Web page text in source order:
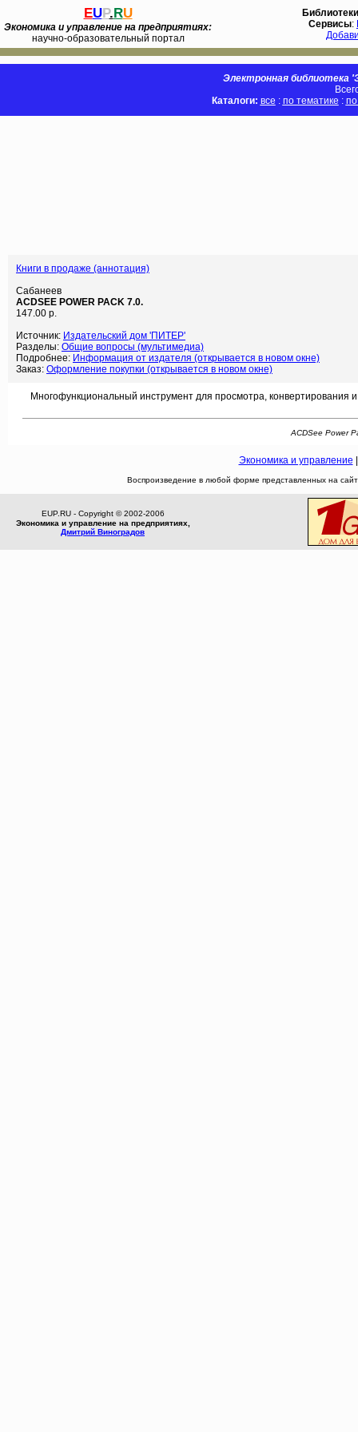
EUP.RU
Экономика и управление на предприятиях:
научно-образовательный портал
Библиотеки
Сервисы:
Электронная библиотека
Каталоги: все : по тематике :
Книги в продаже (аннотация)
Сабанеев
ACDSEE POWER PACK 7.0.
147.00 р.
Источник: Издательский дом 'ПИТЕР'
Разделы: Общие вопросы (мультимедиа)
Подробнее: Информация от издателя (открывается в новом окне)
Заказ: Оформление покупки (открывается в новом окне)
Многофункциональный инструмент для просмотра, конвертирования
ACDSee Power
Экономика и управление
Воспроизведение в любой форме представленных на
EUP.RU - Copyright © 2002-2006
Экономика и управление на предприятиях,
Дмитрий Виноградов